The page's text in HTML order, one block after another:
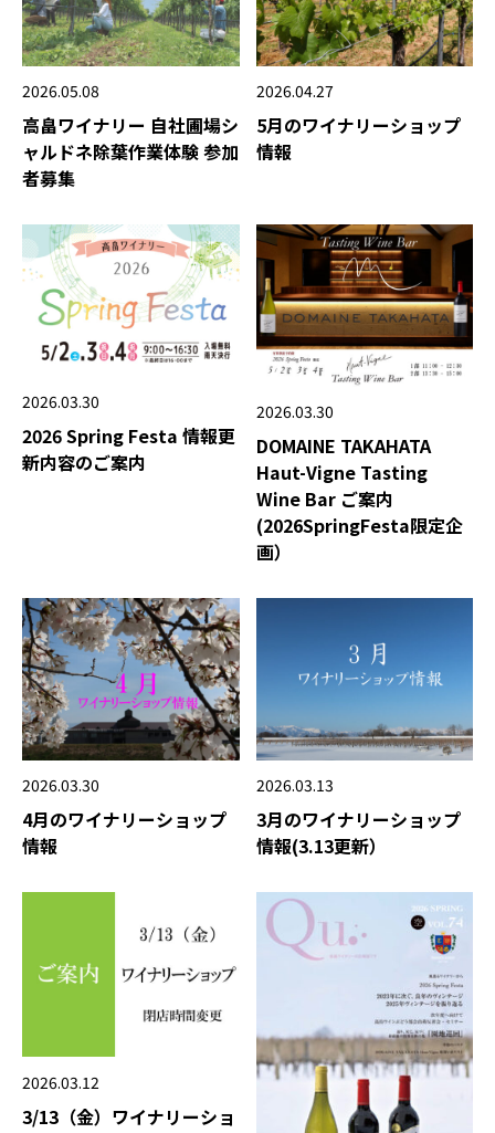
2026.05.08
高畠ワイナリー 自社圃場シ
ャルドネ除葉作業体験 参加
者募集
2026.04.27
5月のワイナリーショップ
情報
2026.03.30
2026 Spring Festa 情報更
新内容のご案内
2026.03.30
DOMAINE TAKAHATA
Haut-Vigne Tasting
Wine Bar ご案内
(2026SpringFesta限定企
画）
2026.03.30
4月のワイナリーショップ
情報
2026.03.13
3月のワイナリーショップ
情報(3.13更新）
2026.03.12
3/13（金）ワイナリーショ